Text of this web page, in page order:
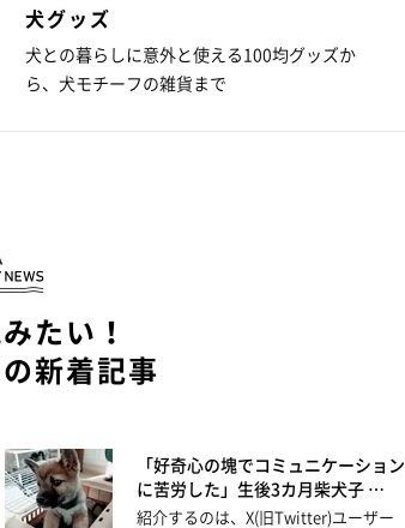
犬グッズ
犬との暮らしに意外と使える100均グッズか
ら、犬モチーフの雑貨まで
たい！
新着記事
「好奇心の塊でコミュニケーション
に苦労した」生後3カ月柴犬子 …
紹介するのは、X(旧Twitter)ユーザー